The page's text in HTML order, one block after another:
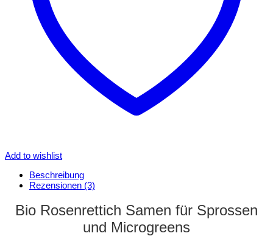
Add to wishlist
Beschreibung
Rezensionen (3)
Bio Rosenrettich Samen für Sprossen
und Microgreens